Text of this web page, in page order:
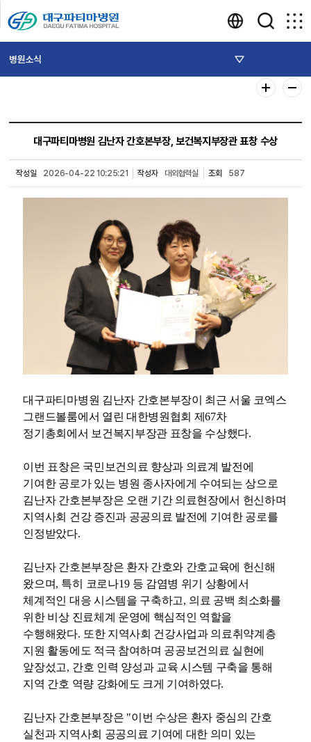
병원소식
대구파티마병원 김난자 간호본부장, 보건복지부장관 표창 수상
작성일 2026-04-22 10:25:21 작성자 대외협력실 조회 587
대구파티마병원 김난자 간호본부장이 최근 서울 코엑스
그랜드볼룸에서 열린 대한병원협회 제67차
정기총회에서 보건복지부장관 표창을 수상했다.
이번 표창은 국민보건의료 향상과 의료계 발전에
기여한 공로가 있는 병원 종사자에게 수여되는 상으로
김난자 간호본부장은 오랜 기간 의료현장에서 헌신하며
지역사회 건강 증진과 공공의료 발전에 기여한 공로를
인정받았다.
김난자 간호본부장은 환자 간호와 간호교육에 헌신해
왔으며, 특히 코로나19 등 감염병 위기 상황에서
체계적인 대응 시스템을 구축하고, 의료 공백 최소화를
위한 비상 진료체계 운영에 핵심적인 역할을
수행해왔다. 또한 지역사회 건강사업과 의료취약계층
지원 활동에도 적극 참여하며 공공보건의료 실현에
앞장섰고, 간호 인력 양성과 교육 시스템 구축을 통해
지역 간호 역량 강화에도 크게 기여하였다.
김난자 간호본부장은 "이번 수상은 환자 중심의 간호
실천과 지역사회 공공의료 기여에 대한 의미 있는